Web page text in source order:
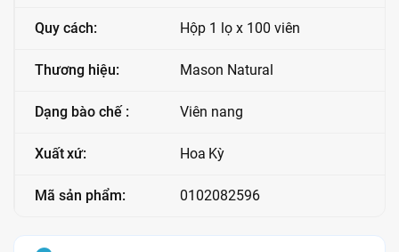
Quy cách: Hộp 1 lọ x 100 viên
Thương hiệu: Mason Natural
Dạng bào chế : Viên nang
Xuất xứ: Hoa Kỳ
Mã sản phẩm: 0102082596